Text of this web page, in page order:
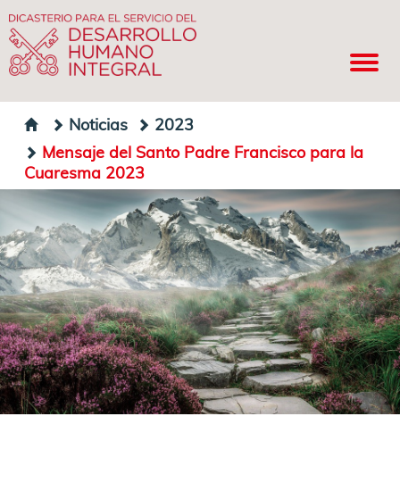
Noticias
2023
Mensaje del Santo Padre Francisco para la
Cuaresma 2023